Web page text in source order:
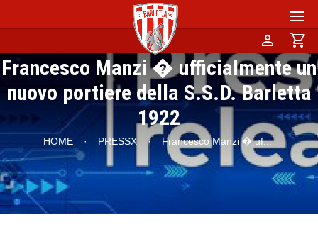
person shopping_cart
Francesco Manzi � ufficialmente un
nuovo portiere della S.S.D. Barletta
1922
HOME · PRESSX · Francesco Manzi � uf...